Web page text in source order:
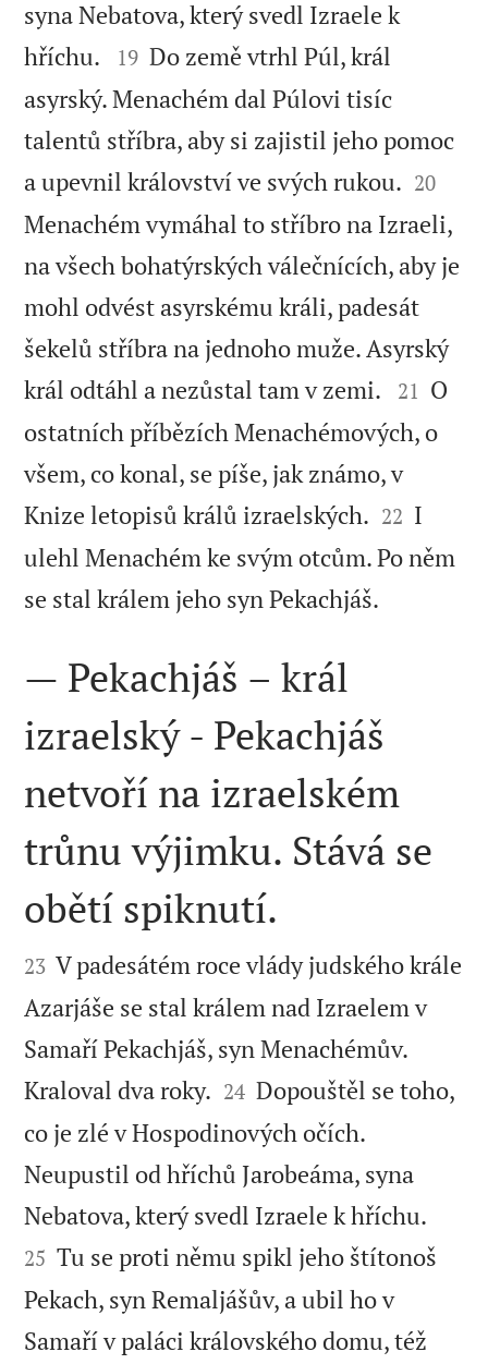
syna Nebatova, který svedl Izraele k
hříchu.


19 Do země vtrhl Púl, král
asyrský. Menachém dal Púlovi tisíc
talentů stříbra, aby si zajistil jeho pomoc
a upevnil království ve svých rukou. 

20
Menachém vymáhal to stříbro na Izraeli,
na všech bohatýrských válečnících, aby je
mohl odvést asyrskému králi, padesát
šekelů stříbra na jednoho muže. Asyrský
král odtáhl a nezůstal tam v zemi. 

21 O
ostatních příbězích Menachémových, o
všem, co konal, se píše, jak známo, v
Knize letopisů králů izraelských. 

22 I
ulehl Menachém ke svým otcům. Po něm
se stal králem jeho syn Pekachjáš.

— Pekachjáš – král
izraelský - Pekachjáš
netvoří na izraelském
trůnu výjimku. Stává se
obětí spiknutí.

23 V padesátém roce vlády judského krále
Azarjáše se stal králem nad Izraelem v
Samaří Pekachjáš, syn Menachémův.
Kraloval dva roky. 

24 Dopouštěl se toho,
co je zlé v Hospodinových očích.
Neupustil od hříchů Jarobeáma, syna
Nebatova, který svedl Izraele k hříchu.
25 Tu se proti němu spikl jeho štítonoš
Pekach, syn Remaljášův, a ubil ho v
Samaří v paláci královského domu, též